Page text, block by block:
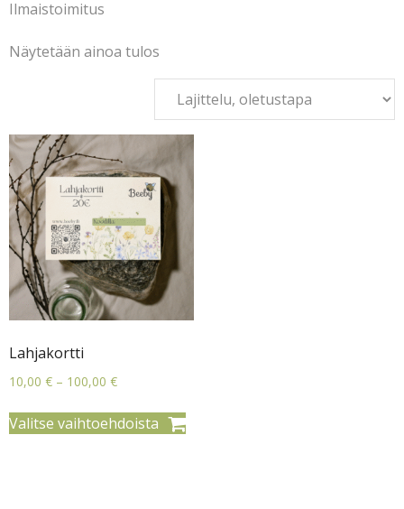
Ajankohtaista
0 tuotetta 0,00 €
Ilmaistoimitus
Näytetään ainoa tulos
Lahjakortti
10,00 € – 100,00 €Hintaluokka:
-
Valitse vaihtoehdoista